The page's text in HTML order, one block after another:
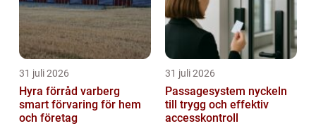
31 juli 2026
Hyra förråd varberg
smart förvaring för hem
och företag
31 juli 2026
Passagesystem nyckeln
till trygg och effektiv
accesskontroll